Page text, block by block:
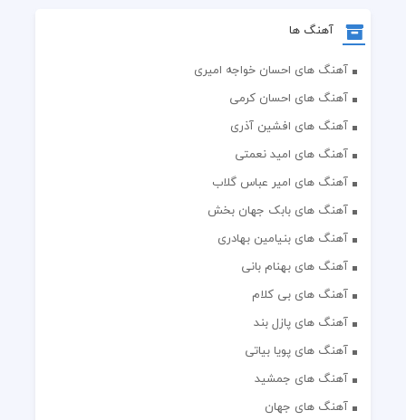
آهنگ ها
آهنگ های احسان خواجه امیری
آهنگ های احسان کرمی
آهنگ های افشین آذری
آهنگ های امید نعمتی
آهنگ های امیر عباس گلاب
آهنگ های بابک جهان بخش
آهنگ های بنیامین بهادری
آهنگ های بهنام بانی
آهنگ های بی کلام
آهنگ های پازل بند
آهنگ های پویا بیاتی
آهنگ های جمشید
آهنگ های جهان